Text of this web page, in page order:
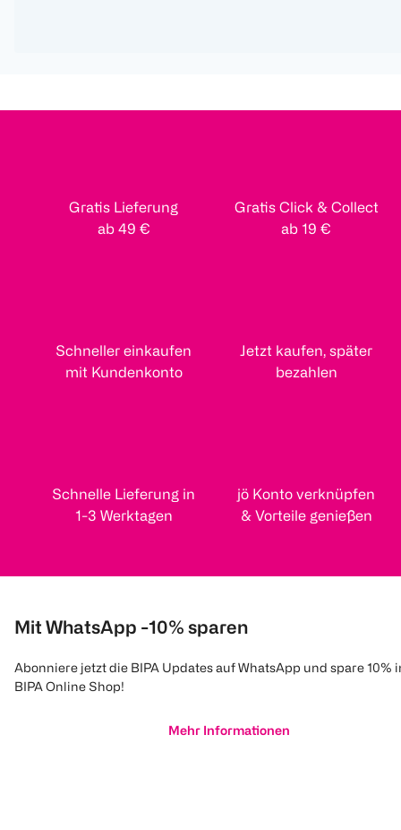
Gratis Lieferung
ab 49 €
Gratis Click & Collect
ab 19 €
Schneller einkaufen
mit Kundenkonto
Jetzt kaufen, später
bezahlen
Schnelle Lieferung in
1-3 Werktagen
jö Konto verknüpfen
& Vorteile genießen
Mit WhatsApp -10% sparen
Abonniere jetzt die BIPA Updates auf WhatsApp und spare 10%
BIPA Online Shop!
Mehr Informationen